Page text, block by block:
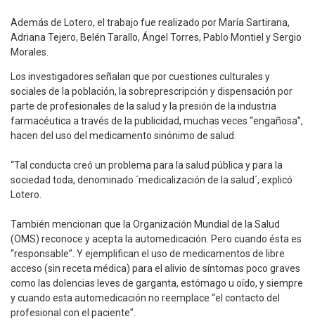
Además de Lotero, el trabajo fue realizado por María Sartirana,
Adriana Tejero, Belén Tarallo, Ángel Torres, Pablo Montiel y Sergio
Morales.
Los investigadores señalan que por cuestiones culturales y
sociales de la población, la sobreprescripción y dispensación por
parte de profesionales de la salud y la presión de la industria
farmacéutica a través de la publicidad, muchas veces “engañosa”,
hacen del uso del medicamento sinónimo de salud.
“Tal conducta creó un problema para la salud pública y para la
sociedad toda, denominado ´medicalización de la salud´, explicó
Lotero.
También mencionan que la Organización Mundial de la Salud
(OMS) reconoce y acepta la automedicación. Pero cuando ésta es
“responsable”. Y ejemplifican el uso de medicamentos de libre
acceso (sin receta médica) para el alivio de síntomas poco graves
como las dolencias leves de garganta, estómago u oído, y siempre
y cuando esta automedicación no reemplace “el contacto del
profesional con el paciente”.